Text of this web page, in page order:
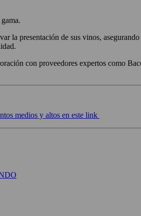
la presentación de sus vinos,
con proveedores expertos como
medios y altos en este link